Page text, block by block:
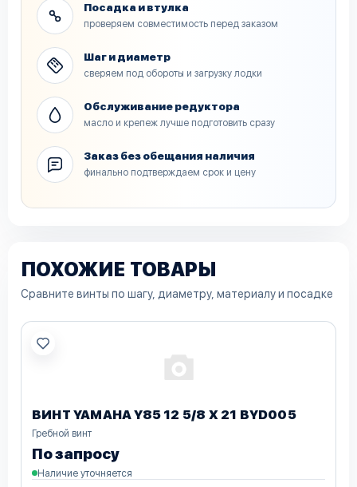
Посадка и втулка
проверяем совместимость перед заказом
Шаг и диаметр
сверяем под обороты и загрузку лодки
Обслуживание редуктора
масло и крепеж лучше подготовить сразу
Заказ без обещания наличия
финально подтверждаем срок и цену
ПОХОЖИЕ ТОВАРЫ
Сравните винты по шагу, диаметру, материалу и посадке
ВИНТ YAMAHA Y85 12 5/8 X 21 BYD005
Гребной винт
По запросу
Наличие уточняется